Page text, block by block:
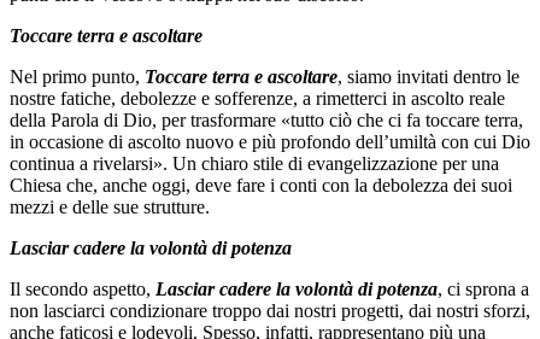
Toccare terra e ascoltare
Nel primo punto, Toccare terra e ascoltare, siamo invitati dentro le
nostre fatiche, debolezze e sofferenze, a rimetterci in ascolto reale
della Parola di Dio, per trasformare «tutto ciò che ci fa toccare terra,
in occasione di ascolto nuovo e più profondo dell’umiltà con cui Dio
continua a rivelarsi». Un chiaro stile di evangelizzazione per una
Chiesa che, anche oggi, deve fare i conti con la debolezza dei suoi
mezzi e delle sue strutture.
Lasciar cadere la volontà di potenza
Il secondo aspetto, Lasciar cadere la volontà di potenza, ci sprona a
non lasciarci condizionare troppo dai nostri progetti, dai nostri sforzi,
anche faticosi e lodevoli. Spesso, infatti, rappresentano più una